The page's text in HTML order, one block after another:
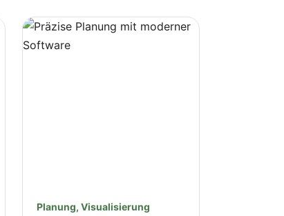
Planung, Visualisierung